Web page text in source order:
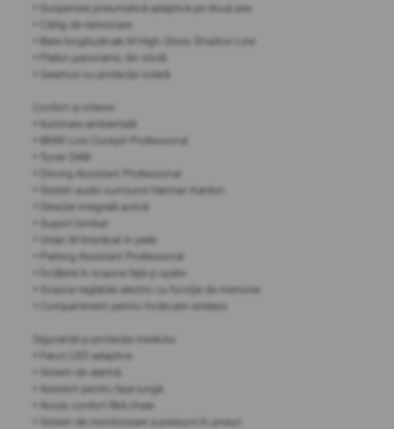
• Suspensie pneumatică adaptivă pe două axe
• Cârlig de remorcare
• Bare longitudinale M High Gloss Shadow Line
• Plafon panoramic din sticlă
• Geamuri cu protecție solară
Confort și interior
• Iluminare ambientală
• BMW Live Cockpit Professional
• Tuner DAB
• Driving Assistant Professional
• Sistem audio surround Harman Kardon
• Direcție integrală activă
• Suport lombar
• Volan M îmbrăcat în piele
• Parking Assistant Professional
• Încălzire în scaune față și spate
• Scaune reglabile electric cu funcție de memorie
• Compartiment pentru încărcare wireless
Siguranță și protecția mediului
• Faruri LED adaptive
• Sistem de alarmă
• Asistent pentru faza lungă
• Acces confort fără cheie
• Sistem de monitorizare a presiunii în pneuri